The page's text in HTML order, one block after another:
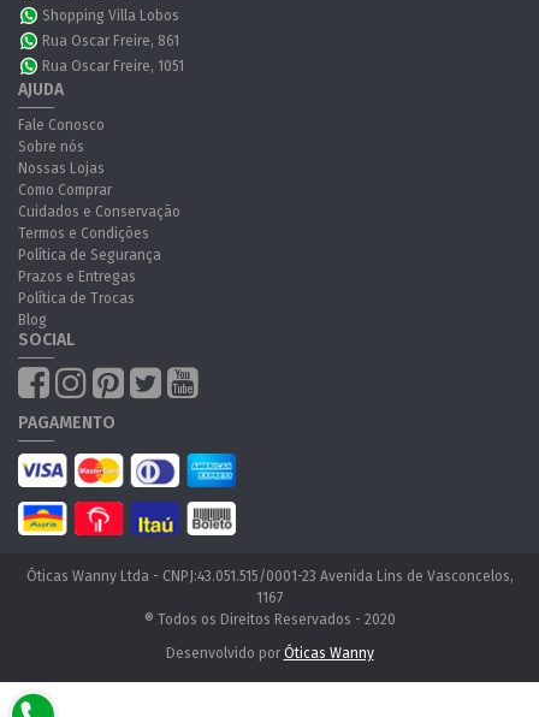
Shopping Villa Lobos
Rua Oscar Freire, 861
Rua Oscar Freire, 1051
AJUDA
Fale Conosco
Sobre nós
Nossas Lojas
Como Comprar
Cuidados e Conservação
Termos e Condições
Política de Segurança
Prazos e Entregas
Política de Trocas
Blog
SOCIAL
PAGAMENTO
Óticas Wanny Ltda - CNPJ:43.051.515/0001-23 Avenida Lins de Vasconcelos,
1167
® Todos os Direitos Reservados - 2020
Desenvolvido por Óticas Wanny